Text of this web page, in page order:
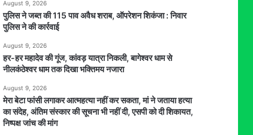
August 9, 2026
पुलिस ने जब्त की 115 पाव अवैध शराब, ऑपरेशन शिकंजा : निवार
पुलिस ने की कार्रवाई
August 9, 2026
हर-हर महादेव की गूंज, कांवड़ यात्रा निकली, बागेश्वर धाम से
नीलकंठेश्वर धाम तक दिखा भक्तिमय नजारा
August 9, 2026
मेरा बेटा फांसी लगाकर आत्महत्या नहीं कर सकता, मां ने जताया हत्या
का संदेह, अंतिम संस्कार की सूचना भी नहीं दी, एसपी को दी शिकायत,
निष्पक्ष जांच की मांग